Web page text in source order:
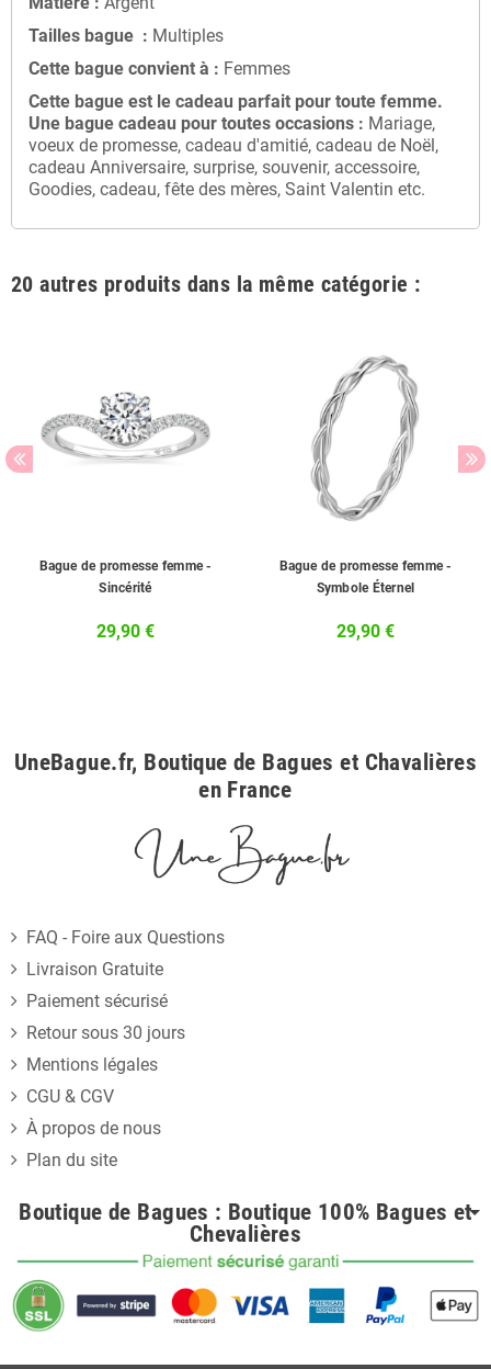
Tailles bague : Multiples
Cette bague convient à : Femmes
Cette bague est le cadeau parfait pour toute femme.
Une bague cadeau pour toutes occasions : Mariage,
voeux de promesse, cadeau d'amitié, cadeau de Noël,
cadeau Anniversaire, surprise, souvenir, accessoire,
Goodies, cadeau, fête des mères, Saint Valentin etc.
20 autres produits dans la même catégorie :
Bague de promesse femme -
Sincérité
29,90 €
Bague de promesse femme -
Symbole Éternel
29,90 €
UneBague.fr, Boutique de Bagues et Chavalières
en France
FAQ - Foire aux Questions
Livraison Gratuite
Paiement sécurisé
Retour sous 30 jours
Mentions légales
CGU & CGV
À propos de nous
Plan du site
Boutique de Bagues : Boutique 100% Bagues et
Chevalières